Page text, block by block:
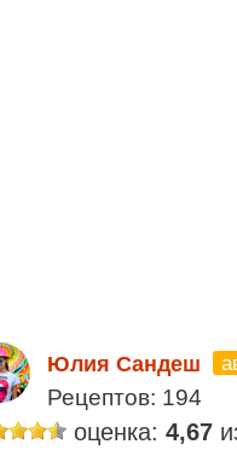
Юлия Сандеш
Рецептов: 194
оценка: 4,67